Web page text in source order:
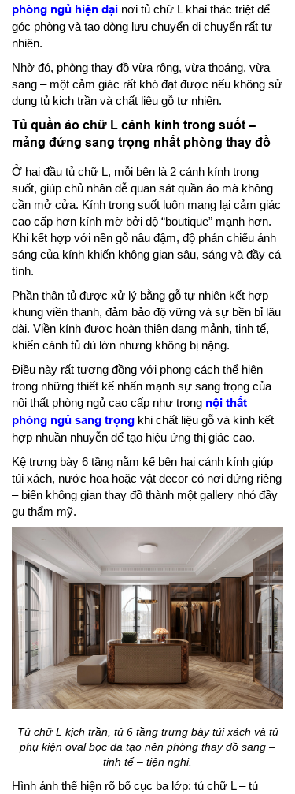
phòng ngủ hiện đại nơi tủ chữ L khai thác triệt để
góc phòng và tạo dòng lưu chuyển di chuyển rất tự
nhiên.
Nhờ đó, phòng thay đồ vừa rộng, vừa thoáng, vừa
sang – một cảm giác rất khó đạt được nếu không sử
dụng tủ kịch trần và chất liệu gỗ tự nhiên.
Tủ quần áo chữ L cánh kính trong suốt –
mảng đứng sang trọng nhất phòng thay đồ
Ở hai đầu tủ chữ L, mỗi bên là 2 cánh kính trong
suốt, giúp chủ nhân dễ quan sát quần áo mà không
cần mở cửa. Kính trong suốt luôn mang lại cảm giác
cao cấp hơn kính mờ bởi độ “boutique” mạnh hơn.
Khi kết hợp với nền gỗ nâu đậm, độ phản chiếu ánh
sáng của kính khiến không gian sâu, sáng và đầy cá
tính.
Phần thân tủ được xử lý bằng gỗ tự nhiên kết hợp
khung viền thanh, đảm bảo độ vững và sự bền bỉ lâu
dài. Viền kính được hoàn thiện dạng mảnh, tinh tế,
khiến cánh tủ dù lớn nhưng không bị nặng.
Điều này rất tương đồng với phong cách thể hiện
trong những thiết kế nhấn mạnh sự sang trọng của
nội thất phòng ngủ cao cấp như trong nội thất
phòng ngủ sang trọng khi chất liệu gỗ và kính kết
hợp nhuần nhuyễn để tạo hiệu ứng thị giác cao.
Kệ trưng bày 6 tầng nằm kế bên hai cánh kính giúp
túi xách, nước hoa hoặc vật decor có nơi đứng riêng
– biến không gian thay đồ thành một gallery nhỏ đầy
gu thẩm mỹ.
Tủ chữ L kịch trần, tủ 6 tầng trưng bày túi xách và tủ
phụ kiện oval bọc da tạo nên phòng thay đồ sang –
tinh tế – tiện nghi.
Hình ảnh thể hiện rõ bố cục ba lớp: tủ chữ L – tủ